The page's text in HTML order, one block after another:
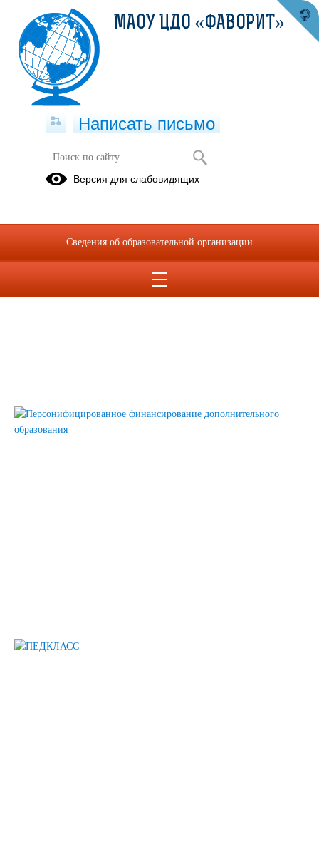
МАОУ ЦДО «ФАВОРИТ»
Написать письмо
Версия для слабовидящих
Сведения об образовательной организации